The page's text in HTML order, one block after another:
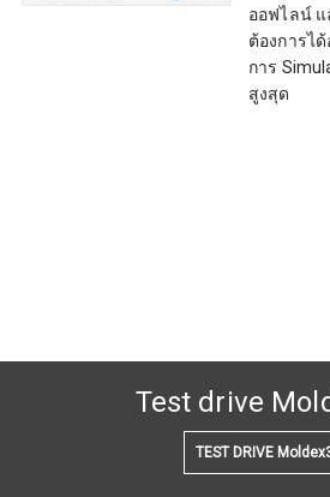
ออฟไลน์
ต้องการได้
การ
สูงสุด
Test drive
TEST DRIVE